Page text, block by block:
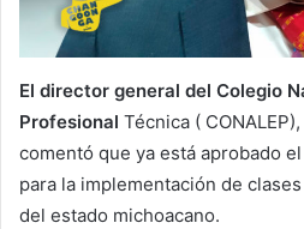
El director general del Colegio
Profesional Técnica (
comentó que ya está aprobado
para la implementación de
del estado michoacano.